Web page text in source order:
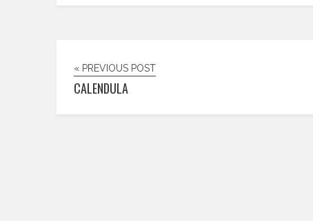
« PREVIOUS POST
CALENDULA